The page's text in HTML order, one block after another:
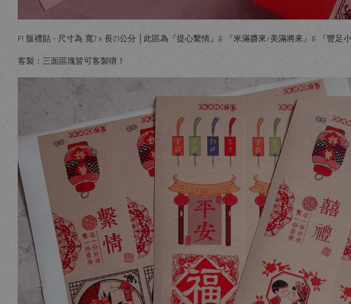
F1 版禮貼 - 尺寸為 寬7 x 長21公分 │此區為『提心繫情』& 『米滿醬來/美滿將來』& 『豐足
客製：三面區塊皆可客製唷！